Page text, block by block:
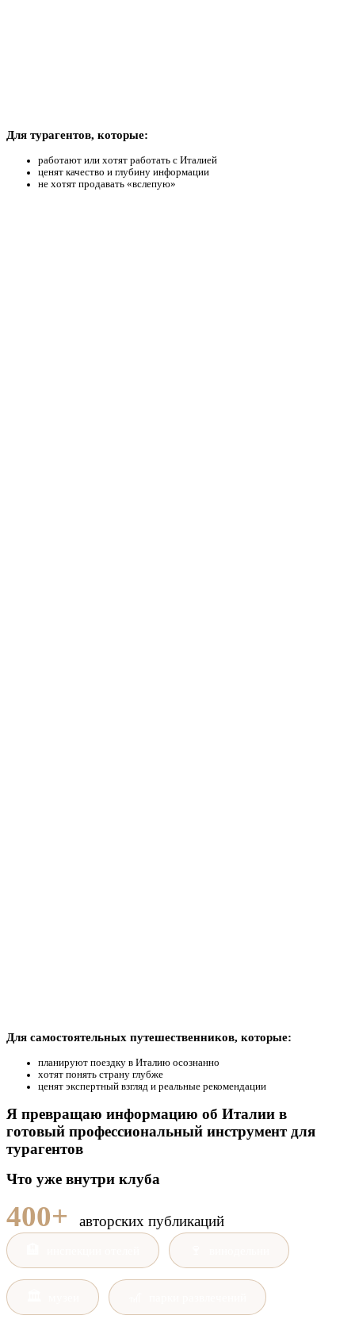
Для турагентов, которые:
работают или хотят работать с Италией
ценят качество и глубину информации
не хотят продавать «вслепую»
Для самостоятельных путешественников, которые:
планируют поездку в Италию осознанно
хотят понять страну глубже
ценят экспертный взгляд и реальные рекомендации
Я превращаю информацию об Италии в
готовый профессиональный инструмент для
турагентов
Что уже внутри клуба
400+ авторских публикаций